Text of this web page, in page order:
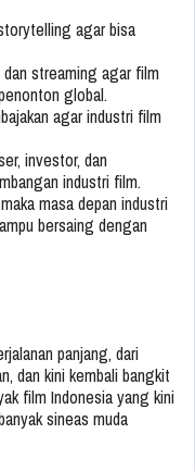
agar bisa
streaming agar film
global.
agar industri film
investor, dan
industri film.
masa depan industri
bersaing dengan
panjang, dari
dan kini kembali bangkit
film Indonesia yang kini
sineas muda